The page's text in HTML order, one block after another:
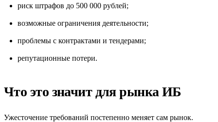
риск штрафов до 500 000 рублей;
возможные ограничения деятельности;
проблемы с контрактами и тендерами;
репутационные потери.
Что это значит для рынка ИБ
Ужесточение требований постепенно меняет сам рынок.